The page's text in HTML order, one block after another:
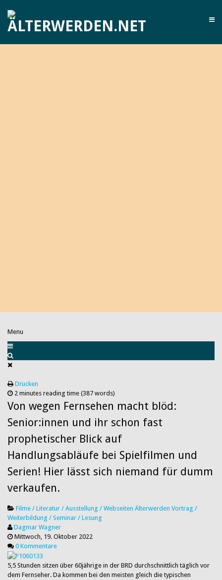
Menu
Drucken
2 minutes reading time (387 words)
Von wegen Fernsehen macht blöd:
Senior:innen und ihr schon fast
prophetischer Blick auf
Handlungsabläufe bei Spielfilmen und
Serien! Hier lässt sich niemand für dumm
verkaufen.
Filme / Literatur / Ausstellung / Webseiten Älterwerden Vortrag /
Weiterbildung / Seminar / Lesung
Dagmar Wagner
Mittwoch, 19. Oktober 2022
0 Kommentare
5,5 Stunden sitzen über 60jährige in der BRD durchschnittlich täglich vor
dem Fernseher. Da kommen bei den meisten gleich die typischen